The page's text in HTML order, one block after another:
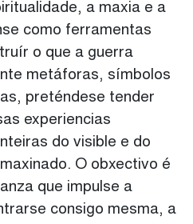
a maxia e a
como ferramentas
o que a guerra
metáforas, símbolos
preténdese tender
experiencias
do visible e do
O obxectivo é
que impulse a
consigo mesma, a